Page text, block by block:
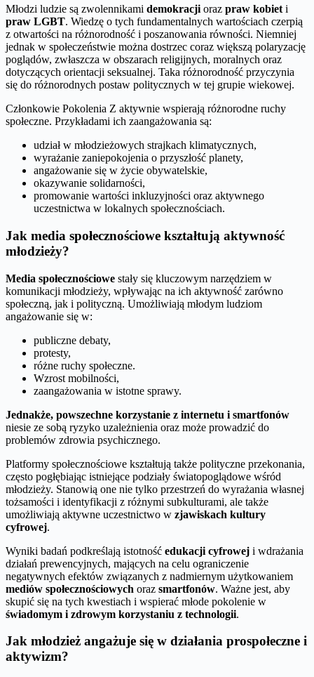
Młodzi ludzie są zwolennikami demokracji oraz praw kobiet i
praw LGBT. Wiedzę o tych fundamentalnych wartościach czerpią
z otwartości na różnorodność i poszanowania równości. Niemniej
jednak w społeczeństwie można dostrzec coraz większą polaryzację
poglądów, zwłaszcza w obszarach religijnych, moralnych oraz
dotyczących orientacji seksualnej. Taka różnorodność przyczynia
się do różnorodnych postaw politycznych w tej grupie wiekowej.
Członkowie Pokolenia Z aktywnie wspierają różnorodne ruchy
społeczne. Przykładami ich zaangażowania są:
udział w młodzieżowych strajkach klimatycznych,
wyrażanie zaniepokojenia o przyszłość planety,
angażowanie się w życie obywatelskie,
okazywanie solidarności,
promowanie wartości inkluzyjności oraz aktywnego
uczestnictwa w lokalnych społecznościach.
Jak media społecznościowe kształtują aktywność
młodzieży?
Media społecznościowe stały się kluczowym narzędziem w
komunikacji młodzieży, wpływając na ich aktywność zarówno
społeczną, jak i polityczną. Umożliwiają młodym ludziom
angażowanie się w:
publiczne debaty,
protesty,
różne ruchy społeczne.
Wzrost mobilności,
zaangażowania w istotne sprawy.
Jednakże, powszechne korzystanie z internetu i smartfonów
niesie ze sobą ryzyko uzależnienia oraz może prowadzić do
problemów zdrowia psychicznego.
Platformy społecznościowe kształtują także polityczne przekonania,
często pogłębiając istniejące podziały światopoglądowe wśród
młodzieży. Stanowią one nie tylko przestrzeń do wyrażania własnej
tożsamości i identyfikacji z różnymi subkulturami, ale także
umożliwiają aktywne uczestnictwo w zjawiskach kultury
cyfrowej.
Wyniki badań podkreślają istotność edukacji cyfrowej i wdrażania
działań prewencyjnych, mających na celu ograniczenie
negatywnych efektów związanych z nadmiernym użytkowaniem
mediów społecznościowych oraz smartfonów. Ważne jest, aby
skupić się na tych kwestiach i wspierać młode pokolenie w
świadomym i zdrowym korzystaniu z technologii.
Jak młodzież angażuje się w działania prospołeczne i
aktywizm?